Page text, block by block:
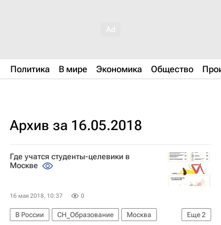
Политика В мире Экономика Общество
Архив за 16.05.2018
Где учатся студенты-целевики в
Москве
16 мая 2018, 10:37 0
Еще2
В России СН_Образование
Москва